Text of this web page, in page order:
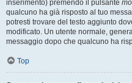
inserimento) premendo il pulsante
qualcuno ha già risposto al tuo
potresti trovare del testo aggiunto
modificato. Un utente normale,
messaggio dopo che qualcuno ha
Top